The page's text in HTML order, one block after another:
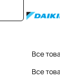
Все
Все